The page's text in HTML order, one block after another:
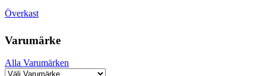
Överkast
Varumärke
Alla Varumärken